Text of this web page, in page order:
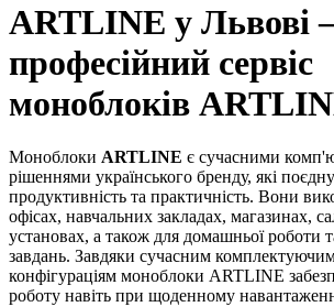
ARTLINE у Львові
професійний сервіс
моноблоків
Моноблоки ARTLINE є сучасними
рішеннями українського бренду, які
продуктивність та практичність. Вони
офісах, навчальних закладах, магазинах,
установах, а також для домашньої роботи
завдань. Завдяки сучасним
конфігураціям моноблоки ARTLINE
роботу навіть при щоденному